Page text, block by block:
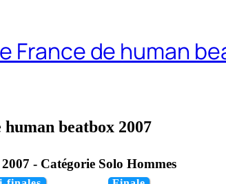
France de human